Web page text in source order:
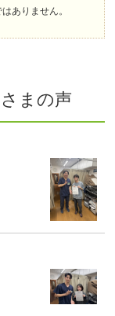
ありません。
まの声